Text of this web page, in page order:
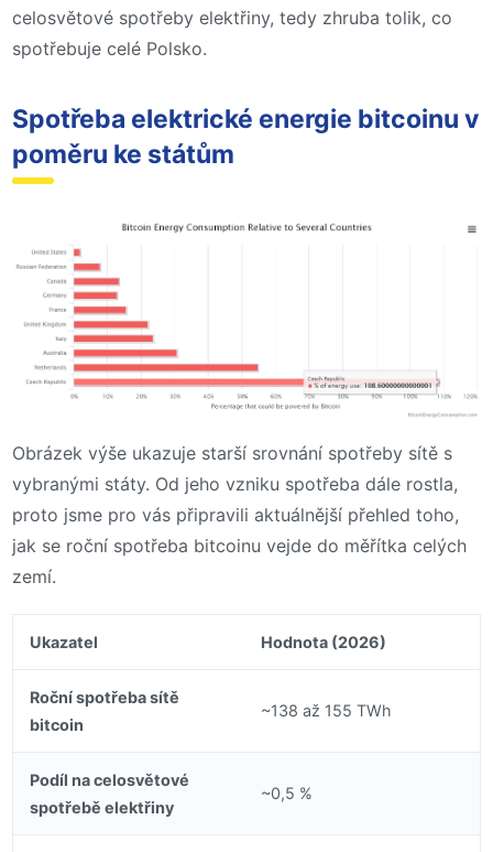
celosvětové spotřeby elektřiny, tedy zhruba tolik, co
spotřebuje celé Polsko.
Spotřeba elektrické energie bitcoinu v
poměru ke státům
Obrázek výše ukazuje starší srovnání spotřeby sítě s
vybranými státy. Od jeho vzniku spotřeba dále rostla,
proto jsme pro vás připravili aktuálnější přehled toho,
jak se roční spotřeba bitcoinu vejde do měřítka celých
zemí.
Ukazatel Hodnota (2026)
Roční spotřeba sítě
bitcoin
~138 až 155 TWh
Podíl na celosvětové
spotřebě elektřiny
~0,5 %